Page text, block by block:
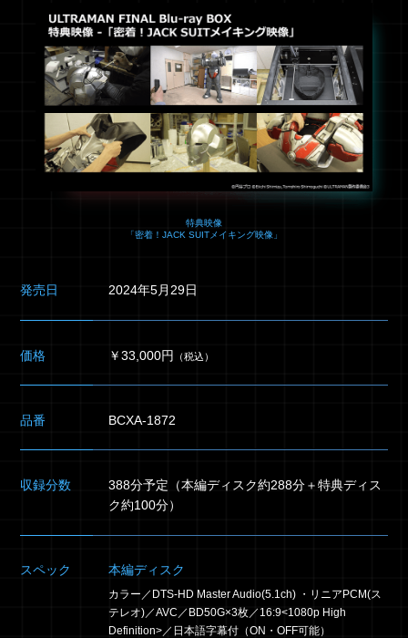
特典映像
「密着！JACK SUITメイキング映像」
発売日 2024年5月29日
価格 ￥33,000円 （税込）
品番 BCXA-1872
収録分数
388分予定（本編ディスク約288分＋特典ディス
ク約100分）
スペック 本編ディスク
カラー／DTS-HD Master Audio(5.1ch) ・リニアPCM(ス
テレオ)／AVC／BD50G×3枚／16:9<1080p High
Definition>／日本語字幕付（ON・OFF可能）